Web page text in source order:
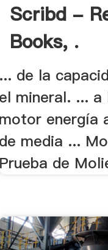
Scribd -
Books, .
... de la
el mineral. ... a
motor energía
de media ...
Prueba de